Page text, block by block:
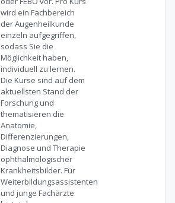
wird ein Fachbereich
der Augenheilkunde
einzeln aufgegriffen,
sodass Sie die
Möglichkeit haben,
individuell zu lernen.
Die Kurse sind auf dem
aktuellsten Stand der
Forschung und
thematisieren die
Anatomie,
Differenzierungen,
Diagnose und Therapie
ophthalmologischer
Krankheitsbilder. Für
Weiterbildungsassistenten
und junge Fachärzte